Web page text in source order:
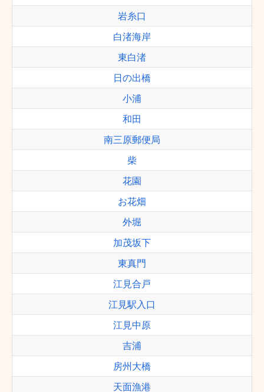
岩糸口
白渚海岸
東白渚
日の出橋
小浦
和田
南三原郵便局
柴
花園
お花畑
外堀
加茂坂下
東真門
江見合戸
江見駅入口
江見中原
吉浦
房州大橋
天面漁港